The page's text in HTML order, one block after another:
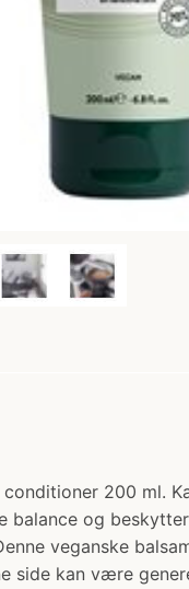
200 ml.
balance og
veganske
side kan være